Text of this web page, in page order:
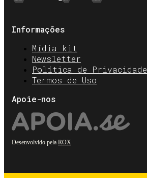
Informações
Mídia kit
Newsletter
Política de Privacidade
Termos de Uso
Apoie-nos
Desenvolvido pela ROX